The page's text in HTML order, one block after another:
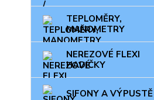
TEPLOMĚRY,
MANOMETRY
NEREZOVÉ FLEXI
HADIČKY
SIFONY A VÝPUSTĚ